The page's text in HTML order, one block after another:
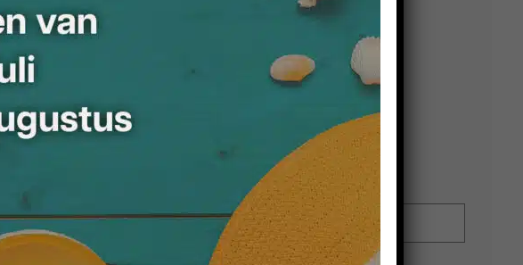
Ja, ik wil advies over
keukenrenovatie
Vul onderstaand formulier in en wij nemen zo spoedig
Achternaam